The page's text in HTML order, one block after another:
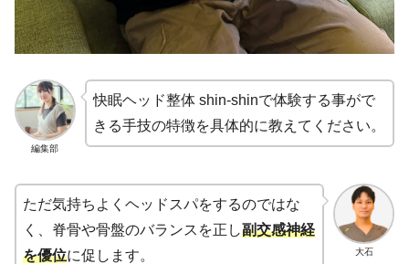
編集部
快眠ヘッド整体 shin-shinで体験する事がで
きる手技の特徴を具体的に教えてください。
大石
ただ気持ちよくヘッドスパをするのではな
く、脊骨や骨盤のバランスを正し副交感神経
を優位に促します。